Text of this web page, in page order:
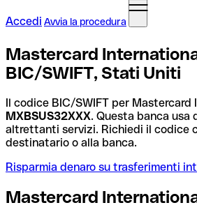
Accedi Avvia la procedura
Mastercard
BIC/SWIFT, Stati Uniti
Il codice BIC/SWIFT per Mastercard
MXBSUS32XXX. Questa banca usa
altrettanti servizi. Richiedi il codice
destinatario o alla banca.
Risparmia denaro su trasferimenti
Mastercard